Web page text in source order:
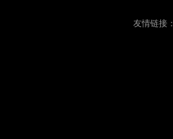
友情链接：